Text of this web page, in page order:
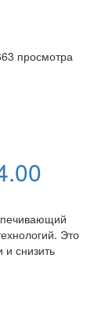
просмотра
Это
и снизить